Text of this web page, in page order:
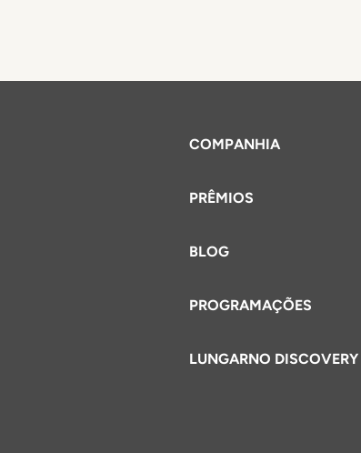
COMPANHIA
PRÊMIOS
BLOG
PROGRAMAÇÕES
LUNGARNO DISCOVERY